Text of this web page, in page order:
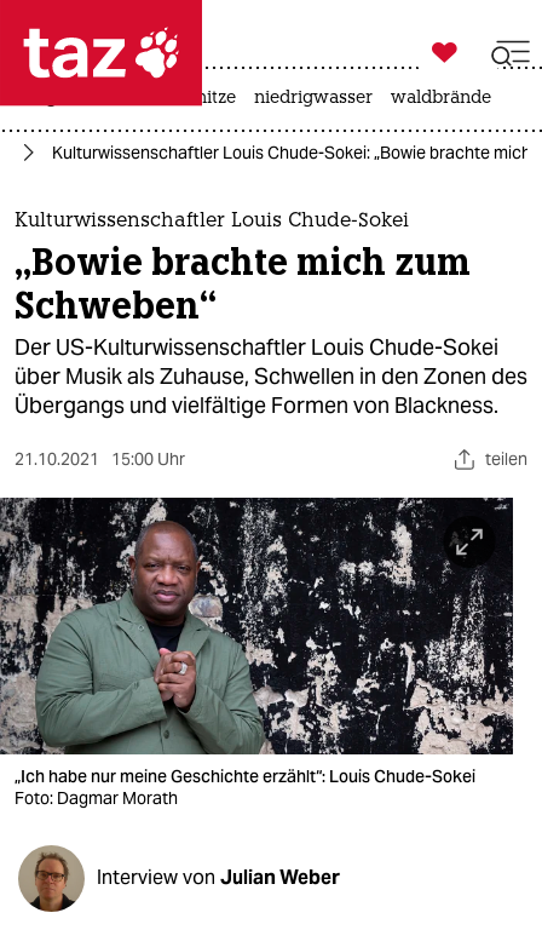
 taz zahl ich
taz zahl ich
themen
politik
öko
gesellschaft
sport
berlin
nord
wahrheit
verlag
verlag
veranstaltungen
shop
fragen & hilfe

taz zahl ich
hitze niedrigwasser waldbrände
Kulturwissenschaftler Louis Chude-Sokei: „Bowie brachte mich
Kulturwissenschaftler Louis Chude-Sokei
„Bowie brachte mich zum
Schweben“
Der US-Kulturwissenschaftler Louis Chude-Sokei
über Musik als Zuhause, Schwellen in den Zonen des
Übergangs und vielfältige Formen von Blackness.
21.10.2021 15:00 Uhr teilen
„Ich habe nur meine Geschichte erzählt“: Louis Chude-Sokei
Foto: Dagmar Morath
Interview von Julian Weber